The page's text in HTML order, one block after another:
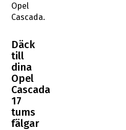
Opel
Cascada.
Däck
till
dina
Opel
Cascada
17
tums
fälgar